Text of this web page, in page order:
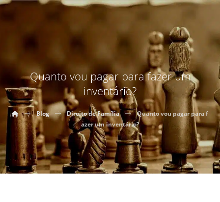
Quanto vou pagar para fazer um
inventário?
Blog Direito de Família
Quanto vou pagar para f
azer um inventário?